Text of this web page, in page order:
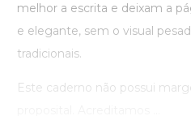
melhor a escrita e deixam a
e elegante, sem o visual
tradicionais.
Este caderno não possui